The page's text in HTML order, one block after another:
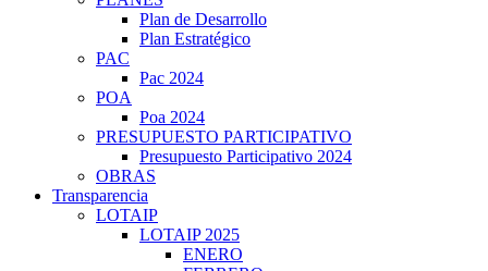
Plan de Desarrollo
Plan Estratégico
PAC
Pac 2024
POA
Poa 2024
PRESUPUESTO PARTICIPATIVO
Presupuesto Participativo 2024
OBRAS
Transparencia
LOTAIP
LOTAIP 2025
ENERO